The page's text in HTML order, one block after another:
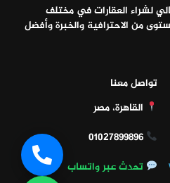
لشراء العقارات في مختلف
من الاحترافية والخبرة وأفضل
تواصل معنا
القاهرة، مصر
01027899896
تحدث عبر واتساب